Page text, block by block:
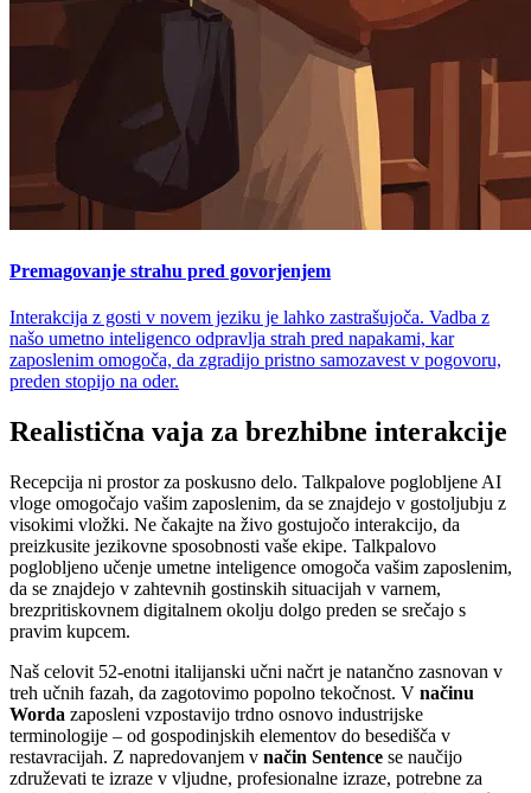
Premagovanje strahu pred govorjenjem
Interakcija z gosti v novem jeziku je lahko zastrašujoča. Vadba z
našo umetno inteligenco odpravlja strah pred napakami, kar
zaposlenim omogoča, da zgradijo pristno samozavest v pogovoru,
preden stopijo na oder.
Realistična vaja za brezhibne interakcije
Recepcija ni prostor za poskusno delo. Talkpalove poglobljene AI
vloge omogočajo vašim zaposlenim, da se znajdejo v gostoljubju z
visokimi vložki. Ne čakajte na živo gostujočo interakcijo, da
preizkusite jezikovne sposobnosti vaše ekipe. Talkpalovo
poglobljeno učenje umetne inteligence omogoča vašim zaposlenim,
da se znajdejo v zahtevnih gostinskih situacijah v varnem,
brezpritiskovnem digitalnem okolju dolgo preden se srečajo s
pravim kupcem.
Naš celovit 52-enotni italijanski učni načrt je natančno zasnovan v
treh učnih fazah, da zagotovimo popolno tekočnost. V načinu
Worda zaposleni vzpostavijo trdno osnovo industrijske
terminologije – od gospodinjskih elementov do besedišča v
restavracijah. Z napredovanjem v način Sentence se naučijo
združevati te izraze v vljudne, profesionalne izraze, potrebne za